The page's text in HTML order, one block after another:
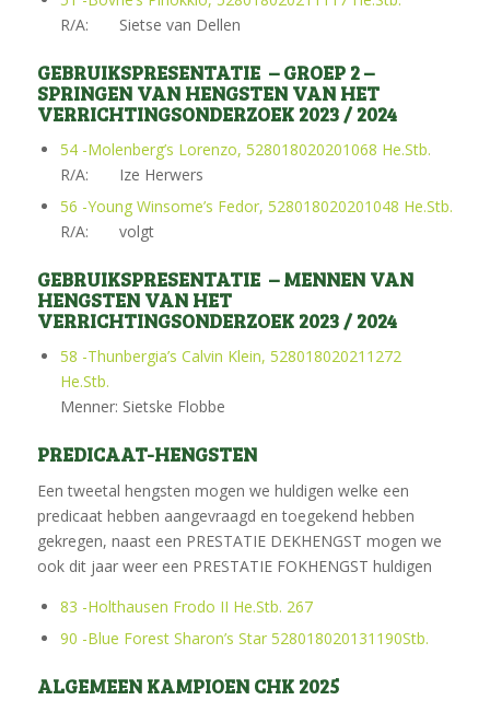
R/A: Sietse van Dellen
GEBRUIKSPRESENTATIE – GROEP 2 –
SPRINGEN VAN HENGSTEN VAN HET
VERRICHTINGSONDERZOEK 2023 / 2024
54 -Molenberg’s Lorenzo, 528018020201068 He.Stb.
R/A: Ize Herwers
56 -Young Winsome’s Fedor, 528018020201048 He.Stb.
R/A: volgt
GEBRUIKSPRESENTATIE – MENNEN VAN
HENGSTEN VAN HET
VERRICHTINGSONDERZOEK 2023 / 2024
58 -Thunbergia’s Calvin Klein, 528018020211272
He.Stb.
Menner: Sietske Flobbe
PREDICAAT-HENGSTEN
Een tweetal hengsten mogen we huldigen welke een
predicaat hebben aangevraagd en toegekend hebben
gekregen, naast een PRESTATIE DEKHENGST mogen we
ook dit jaar weer een PRESTATIE FOKHENGST huldigen
83 -Holthausen Frodo II He.Stb. 267
90 -Blue Forest Sharon’s Star 528018020131190Stb.
ALGEMEEN KAMPIOEN CHK 2025